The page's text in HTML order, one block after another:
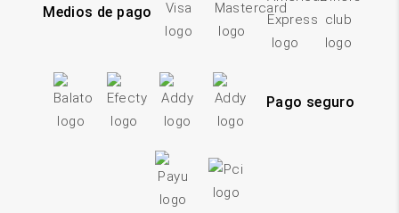
Medios de pago
Pago seguro